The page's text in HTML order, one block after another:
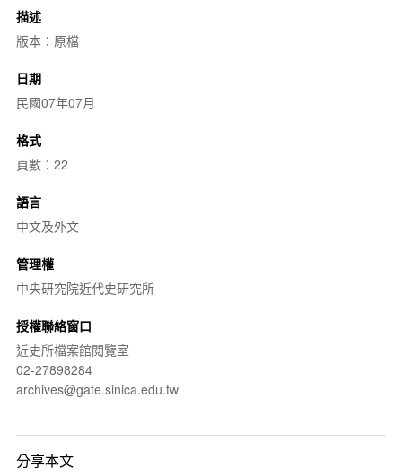
描述
版本：原檔
日期
民國07年07月
格式
頁數：22
語言
中文及外文
管理權
中央研究院近代史研究所
授權聯絡窗口
近史所檔案館閱覽室
02-27898284
archives@gate.sinica.edu.tw
分享本文